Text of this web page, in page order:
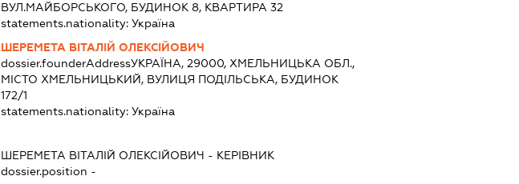
ВУЛ.МАЙБОРСЬКОГО, БУДИНОК 8, КВАРТИРА 32
statements.nationality: Україна
ШЕРЕМЕТА ВІТАЛІЙ ОЛЕКСІЙОВИЧ
dossier.founderAddressУКРАЇНА, 29000, ХМЕЛЬНИЦЬКА ОБЛ.,
МІСТО ХМЕЛЬНИЦЬКИЙ, ВУЛИЦЯ ПОДІЛЬСЬКА, БУДИНОК
172/1
statements.nationality: Україна
ШЕРЕМЕТА ВІТАЛІЙ ОЛЕКСІЙОВИЧ - КЕРІВНИК
dossier.position -